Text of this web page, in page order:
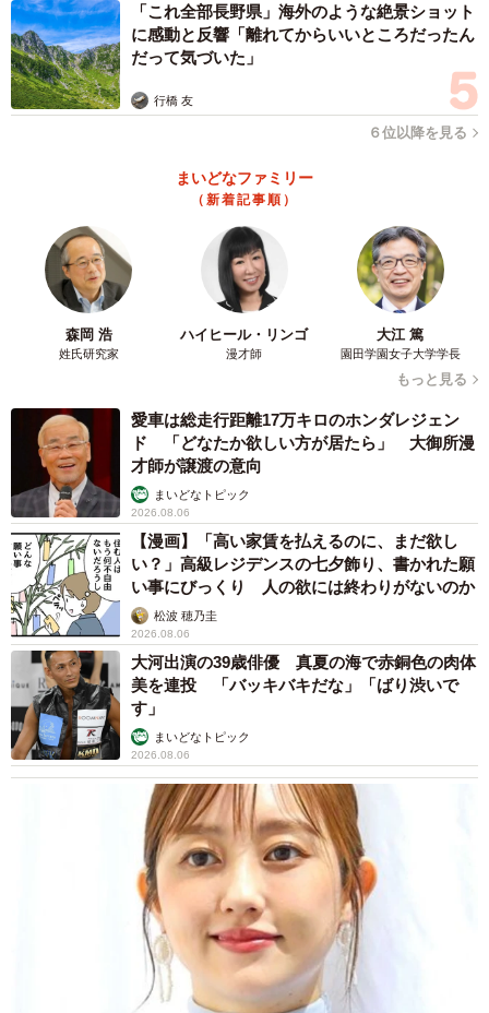
【現在】 ちょいユルのイケオジパパに変身／Naokiさん（@alc1231）提
供
服そのものへの考え方が変わるなかで、ライフスタイルの
変化も服選びに影響しました。子どもが生まれたことで、
見た目だけではなく、着やすさや扱いやすさも重視するよ
うになったといいます。
「動きやすく洗濯負けしにくい、汚れが目立たないものを
選ぶようになりました」
もともと面倒くさがりだったこともあり、日常に無理なく
使える実用性の高い服へと、自然に移っていきました。
「これ全部長野県」海外のような絶景ショット
に感動と反響「離れてからいいところだったん
だって気づいた」
行橋 友
６位以降を見る
まいどなファミリー
（新着記事順）
森岡 浩
姓氏研究家
ハイヒール・リンゴ
漫才師
大江 篤
園田学園女子大学学長
もっと見る
愛車は総走行距離17万キロのホンダレジェン
ド 「どなたか欲しい方が居たら」 大御所漫
才師が譲渡の意向
まいどなトピック
2026.08.06
【漫画】「高い家賃を払えるのに、まだ欲し
い？」高級レジデンスの七夕飾り、書かれた願
い事にびっくり 人の欲には終わりがないのか
松波 穂乃圭
2026.08.06
大河出演の39歳俳優 真夏の海で赤銅色の肉体
美を連投 「バッキバキだな」「ばり渋いで
す」
まいどなトピック
2026.08.06